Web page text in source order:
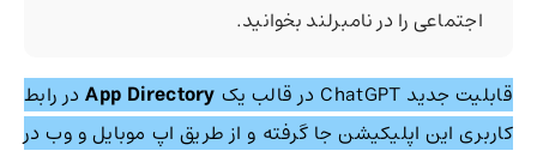
اجتماعی را در نامبرلند بخوانید.
قابلیت جدید ChatGPT در قالب یک App Directoryدر رابط
کاربری این اپلیکیشن جا گرفته و از طریق اپ موبایل و وب در